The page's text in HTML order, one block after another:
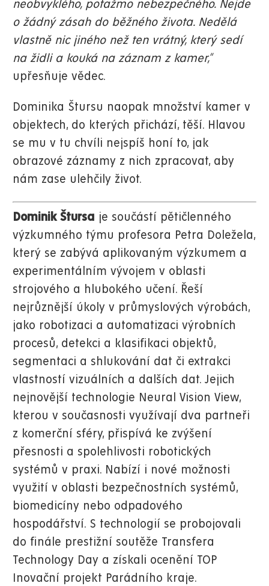
neobvyklého, potažmo nebezpečného. Nejde
o žádný zásah do běžného života. Nedělá
vlastně nic jiného než ten vrátný, který sedí
na židli a kouká na záznam z kamer,“
upřesňuje vědec.
Dominika Štursu naopak množství kamer v
objektech, do kterých přichází, těší. Hlavou
se mu v tu chvíli nejspíš honí to, jak
obrazové záznamy z nich zpracovat, aby
nám zase ulehčily život.
Dominik Štursa je součástí pětičlenného
výzkumného týmu profesora Petra Doležela,
který se zabývá aplikovaným výzkumem a
experimentálním vývojem v oblasti
strojového a hlubokého učení. Řeší
nejrůznější úkoly v průmyslových výrobách,
jako robotizaci a automatizaci výrobních
procesů, detekci a klasifikaci objektů,
segmentaci a shlukování dat či extrakci
vlastností vizuálních a dalších dat. Jejich
nejnovější technologie Neural Vision View,
kterou v současnosti využívají dva partneři
z komerční sféry, přispívá ke zvýšení
přesnosti a spolehlivosti robotických
systémů v praxi. Nabízí i nové možnosti
využití v oblasti bezpečnostních systémů,
biomedicíny nebo odpadového
hospodářství. S technologií se probojovali
do finále prestižní soutěže Transfera
Technology Day a získali ocenění TOP
Inovační projekt Parádního kraje.